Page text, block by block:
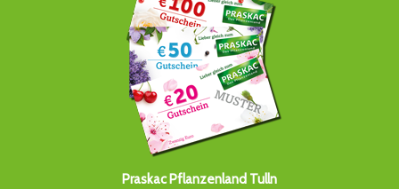
Praskac Pflanzenland Tulln